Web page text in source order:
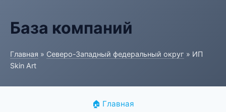
База компаний
Главная » Северо-Западный федеральный округ » ИП
Skin Art
🏠 Главная